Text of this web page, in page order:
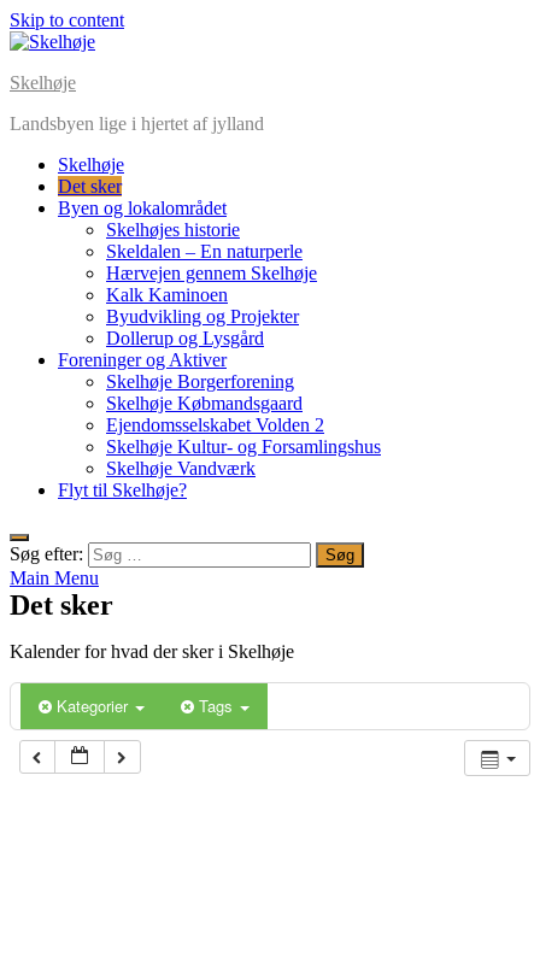
Skip to content
Skelhøje
Landsbyen lige i hjertet af jylland
Skelhøje
Det sker
Byen og lokalområdet
Skelhøjes historie
Skeldalen – En naturperle
Hærvejen gennem Skelhøje
Kalk Kaminoen
Byudvikling og Projekter
Dollerup og Lysgård
Foreninger og Aktiver
Skelhøje Borgerforening
Skelhøje Købmandsgaard
Ejendomsselskabet Volden 2
Skelhøje Kultur- og Forsamlingshus
Skelhøje Vandværk
Flyt til Skelhøje?
Søg efter:
Main Menu
Det sker
Kalender for hvad der sker i Skelhøje
Kategorier Tags